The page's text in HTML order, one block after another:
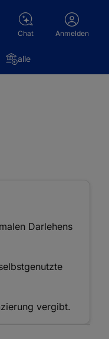
Chat Anmelden
alle
Darlehens
vergibt.